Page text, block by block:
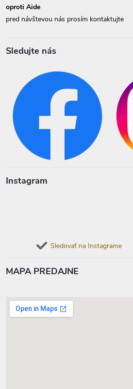
oproti Aide
pred návštevou nás prosím kontaktujte
Sledujte nás
Instagram
Sledovať na Instagrame
MAPA PREDAJNE